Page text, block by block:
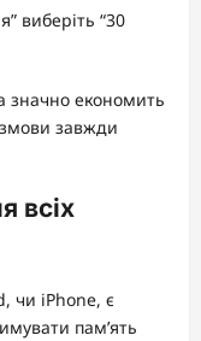
виберіть “30
значно економить
завжди
всіх
чи iPhone, є
пам’ять